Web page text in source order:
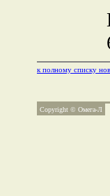
к полному списку
Copyright © Омега-Л